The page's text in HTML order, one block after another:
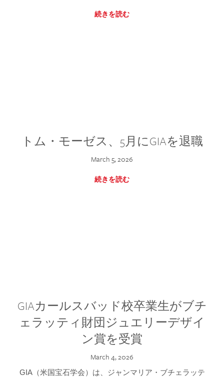
続きを読む
トム・モーゼス、5月にGIAを退職
March 5, 2026
続きを読む
GIAカールスバッド校卒業生がブチ
ェラッティ財団ジュエリーデザイ
ン賞を受賞
March 4, 2026
GIA（米国宝石学会）は、ジャンマリア・ブチェラッテ